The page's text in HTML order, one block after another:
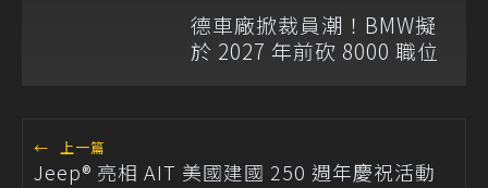
德車廠掀裁員潮！BMW擬
於 2027 年前砍 8000 職位
← 上一篇
Jeep® 亮相 AIT 美國建國 250 週年慶祝活動